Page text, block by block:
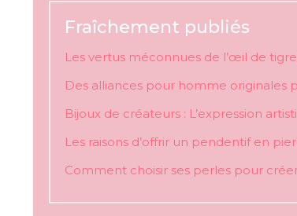
Fraîchement publiés
Les vertus méconnues de l’œil de
Des alliances pour homme
Bijoux de créateurs : L’expression
Les raisons d’offrir un pendentif en
Comment choisir ses perles pour